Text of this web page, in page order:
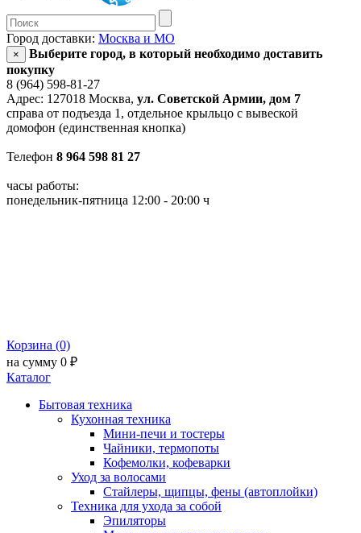
Город доставки: Москва и МО
×
Выберите город, в который необходимо доставить
покупку
8 (964) 598-81-27
Адрес: 127018 Москва, ул. Советской Армии, дом 7
справа от подъезда 1, отдельное крыльцо с вывеской
домофон (единственная кнопка)
Телефон 8 964 598 81 27
часы работы:
понедельник-пятница 12:00 - 20:00 ч
Корзина (0)
на сумму 0 ₽
Каталог
Бытовая техника
Кухонная техника
Мини-печи и тостеры
Чайники, термопоты
Кофемолки, кофеварки
Уход за волосами
Стайлеры, щипцы, фены (автоплойки)
Техника для ухода за собой
Эпиляторы